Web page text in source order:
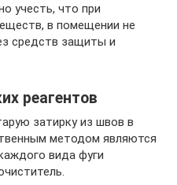
учесть, что при
в помещении не
средств защиты и
реагентов
затирку из швов в
методом являются
вида фуги